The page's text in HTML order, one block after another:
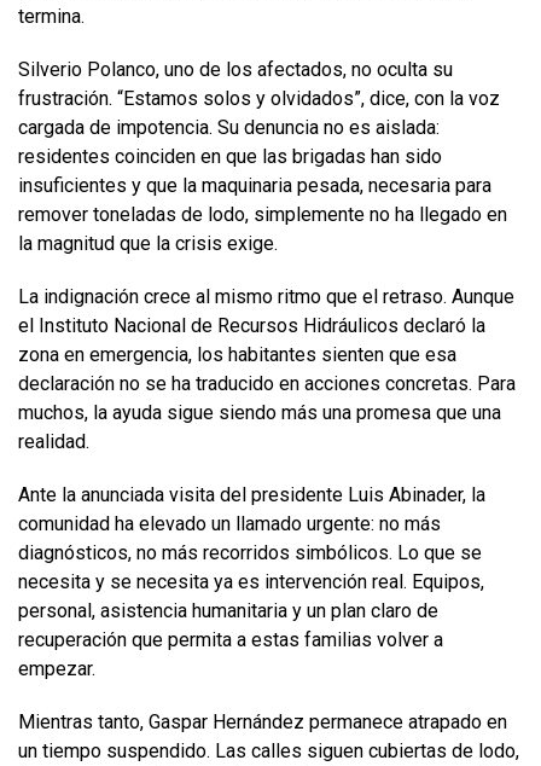
termina.
Silverio Polanco, uno de los afectados, no oculta su
frustración. “Estamos solos y olvidados”, dice, con la voz
cargada de impotencia. Su denuncia no es aislada:
residentes coinciden en que las brigadas han sido
insuficientes y que la maquinaria pesada, necesaria para
remover toneladas de lodo, simplemente no ha llegado en
la magnitud que la crisis exige.
La indignación crece al mismo ritmo que el retraso. Aunque
el Instituto Nacional de Recursos Hidráulicos declaró la
zona en emergencia, los habitantes sienten que esa
declaración no se ha traducido en acciones concretas. Para
muchos, la ayuda sigue siendo más una promesa que una
realidad.
Ante la anunciada visita del presidente Luis Abinader, la
comunidad ha elevado un llamado urgente: no más
diagnósticos, no más recorridos simbólicos. Lo que se
necesita y se necesita ya es intervención real. Equipos,
personal, asistencia humanitaria y un plan claro de
recuperación que permita a estas familias volver a
empezar.
Mientras tanto, Gaspar Hernández permanece atrapado en
un tiempo suspendido. Las calles siguen cubiertas de lodo,